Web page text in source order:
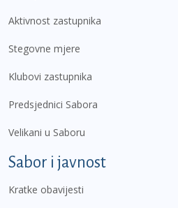
Aktivnost zastupnika
Stegovne mjere
Klubovi zastupnika
Predsjednici Sabora
Velikani u Saboru
Sabor i javnost
Kratke obavijesti